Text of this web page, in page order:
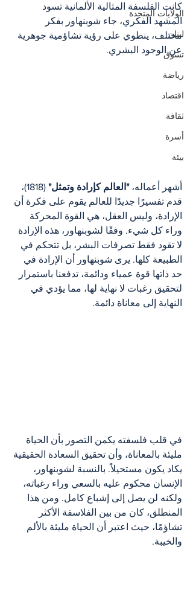
الولايات المتحدة
لبنان
تسوق
رياضة
اقتصاد
ثقافة
أسرة
بيئة
كانت الفلسفة المثالية الألمانية تسود
المشهد الفكري، جاء شوبنهاور بفكر
مختلف، ينطوي على رؤية تشاؤمية جوهرية
عن الوجود البشري.
أشهر أعماله، "العالم كإرادة وتمثل"
(1818)،
قدم تفسيرًا جديدًا للعالم يقوم على فكرة أن
الإرادة، وليس العقل، هي القوة المحركة
وراء كل شيء. وفقًا لشوبنهاور، هذه الإرادة
لا تقود فقط تصرفات البشر، بل تتحكم في
الطبيعة كلها. يرى شوبنهاور أن الإرادة في
حد ذاتها قوة عمياء ودائمة، تدفعنا باستمرار
لتحقيق رغبات لا نهاية لها، مما يؤدي في
النهاية إلى معاناة دائمة.
في قلب فلسفته يكمن التصور بأن الحياة
مليئة بالمعاناة، وأن تحقيق السعادة الحقيقية
يكاد يكون مستحيلاً. بالنسبة لشوبنهاور،
الإنسان محكوم عليه بالسعي وراء رغباته،
ولكنه لن يصل إلى إشباع كامل. ومن هذا
المنطلق، كان من بين الفلاسفة الأكثر
تشاؤمًا، حيث اعتبر أن الحياة مليئة بالألم
والخيبة.